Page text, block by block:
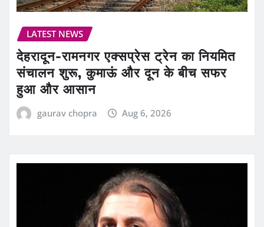
LATEST NEWS
देहरादून-रामनगर एक्सप्रेस ट्रेन का नियमित
संचालन शुरू, कुमाऊं और दून के बीच सफर
हुआ और आसान
gaurav chopra Aug 6, 2026